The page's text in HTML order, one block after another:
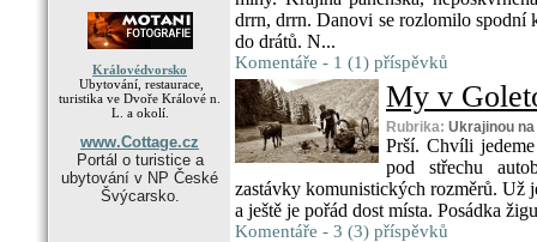
Královédvorsko
Ubytování, restaurace,
turistika ve Dvoře Králové n.
L. a okolí.
www.Cottage.cz
Portál o turistice a
ubytování v NP České
Švýcarsko.
drrn, drrn. Danovi se rozlomilo spodní
do drátů. N...
Komentáře - 1 (1) příspěvků
My v
Rubrika: Ukrajinou
Prší. Chvíli
pod střechu
zastávky komunistických rozměrů. Už
a ještě je pořád dost místa. Posádka
Komentáře - 3 (3) příspěvků